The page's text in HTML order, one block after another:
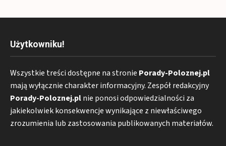
Użytkowniku!
Wszystkie treści dostępne na stronie Porady-Poloznej.pl
mają wyłącznie charakter informacyjny. Zespół redakcyjny
Porady-Poloznej.plnie ponosi odpowiedzialności za
jakiekolwiek konsekwencje wynikające z niewłaściwego
zrozumienia lub zastosowania publikowanych materiałów.